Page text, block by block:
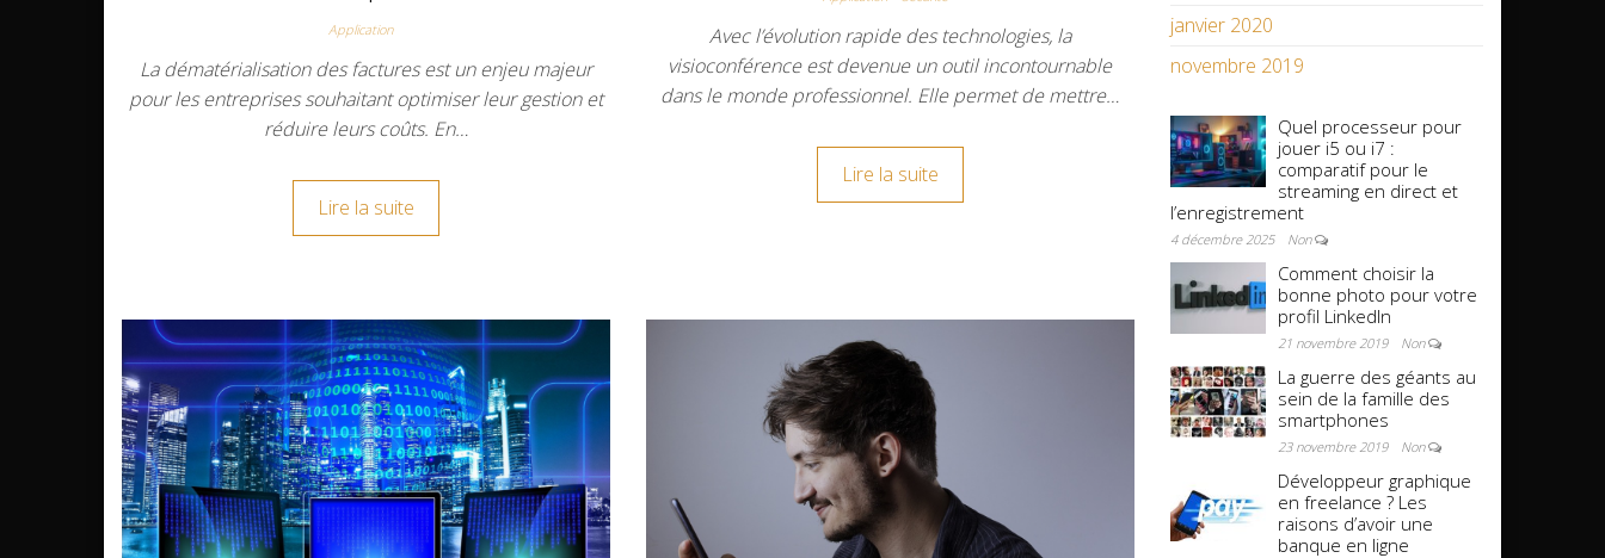
Application
La dématérialisation des factures est un enjeu majeur
pour les entreprises souhaitant optimiser leur gestion et
réduire leurs coûts. En…
Lire la suite
Avec l’évolution rapide des technologies, la
visioconférence est devenue un outil incontournable
dans le monde professionnel. Elle permet de mettre…
Lire la suite
janvier 2020
novembre 2019
Quel processeur pour
jouer i5 ou i7 :
comparatif pour le
streaming en direct et
l’enregistrement
4 décembre 2025 Non
Comment choisir la
bonne photo pour votre
profil LinkedIn
21 novembre 2019 Non
La guerre des géants au
sein de la famille des
smartphones
23 novembre 2019 Non
Développeur graphique
en freelance ? Les
raisons d’avoir une
banque en ligne